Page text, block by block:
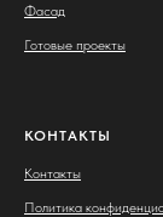
Фасад
Готовые проекты
КОНТАКТЫ
Контакты
Политика